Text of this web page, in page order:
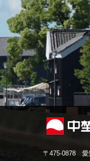
〒475-0878 愛